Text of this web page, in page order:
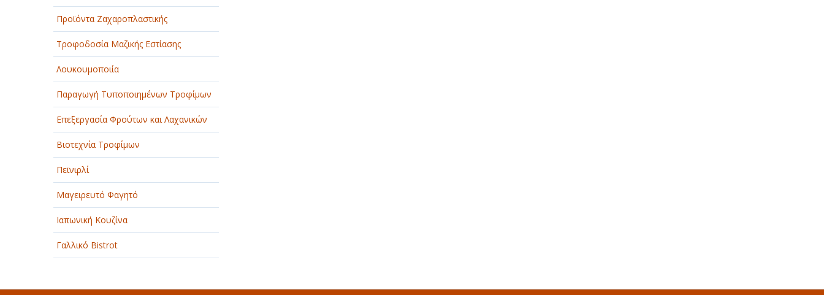
Προϊόντα Ζαχαροπλαστικής
Τροφοδοσία Μαζικής Εστίασης
Λουκουμοποιία
Παραγωγή Τυποποιημένων Τροφίμων
Επεξεργασία Φρούτων και Λαχανικών
Βιοτεχνία Τροφίμων
Πεϊνιρλί
Μαγειρευτό Φαγητό
Ιαπωνική Κουζίνα
Γαλλικό Bistrot